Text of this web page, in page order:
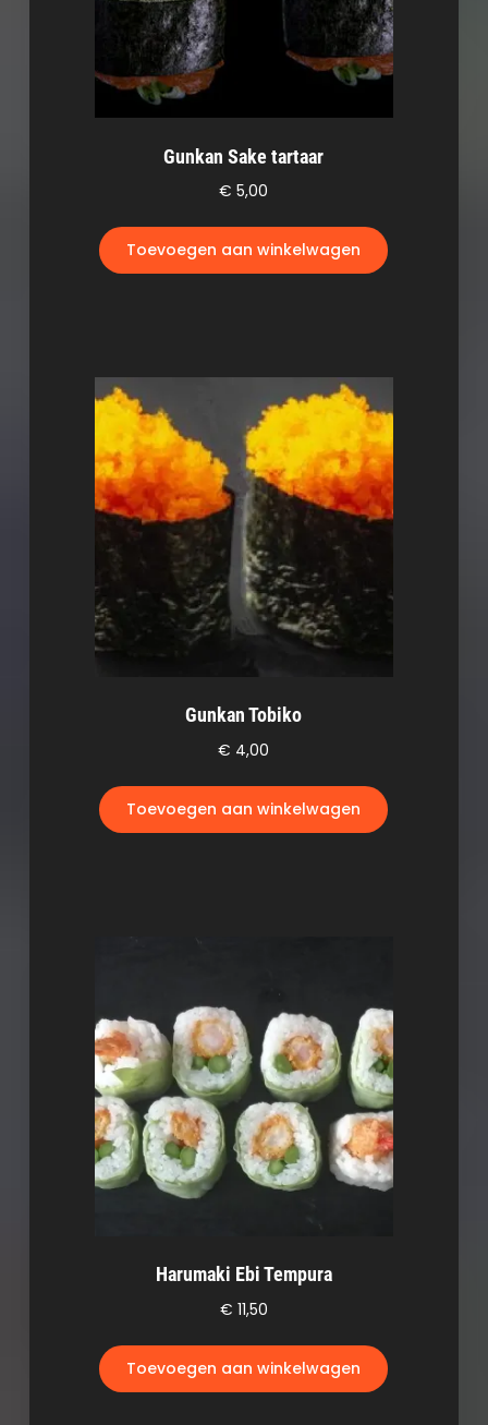
Gunkan Sake tartaar
€ 5,00
Toevoegen aan winkelwagen
Gunkan Tobiko
€ 4,00
Toevoegen aan winkelwagen
Harumaki Ebi Tempura
€ 11,50
Toevoegen aan winkelwagen